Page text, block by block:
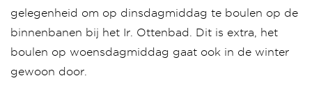
gelegenheid om op dinsdagmiddag te boulen op de
binnenbanen bij het Ir. Ottenbad. Dit is extra, het
boulen op woensdagmiddag gaat ook in de winter
gewoon door.